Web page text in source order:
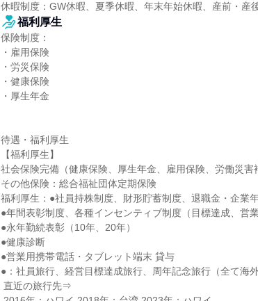
休暇制度：GW休暇、夏季休暇、年末年始休暇、産前・産
福利厚生
保険制度：
・雇用保険
・労災保険
・健康保険
・厚生年金
待遇・福利厚生
【福利厚生】
社会保険完備（健康保険、厚生年金、雇用保険、労働災害
その他保険：総合福祉団体定期保険
福利厚生：●社員持株制度、財形貯蓄制度、退職金・企業
●年間表彰制度、各種インセンティブ制度（目標達成、営
●永年勤続表彰（10年、20年）
●健康診断
●営業用携帯電話・タブレット端末 貸与
●：社員旅行、経営目標達成旅行、周年記念旅行（全て海外